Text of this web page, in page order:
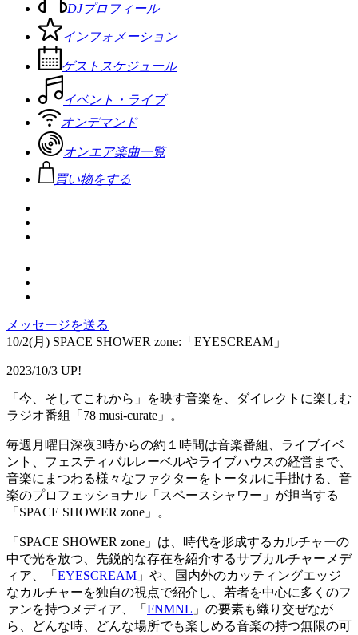
DJプロフィール
インフォメーション
ゲストスケジュール
イベント・ライブ
オンデマンド
オンエア楽曲一覧
買い物をする
メッセージを送る
10/2(月) SPACE SHOWER zone:「EYESCREAM」
2023/10/3 UP!
「今、そしてこれから」を映す音楽を、ダイレクトに楽しむ
ラジオ番組「78 musi-curate」。
毎週月曜日深夜3時からの約１時間は音楽番組、ライブイベ
ント、フェスティバルレーベルやライブハウスの経営まで、
音楽にまつわる様々なファクターをトータルに手掛ける、音
楽のプロフェッショナル「スペースシャワー」が担当する
「SPACE SHOWER zone」。
「SPACE SHOWER zone」は、時代を形成するカルチャーの
中で光を放つ、先鋭的な存在を紹介するサブカルチャーメデ
ィア、「 EYESCREAM 」や、国内外のカッティングエッジ
なカルチャーを独自の視点で紹介し、若者を中心に多くのフ
ァンを持つメディア、「 FNMNL 」の要素も織り交ぜなが
ら、どんな時、どんな場所でも楽しめる音楽の持つ無限の可